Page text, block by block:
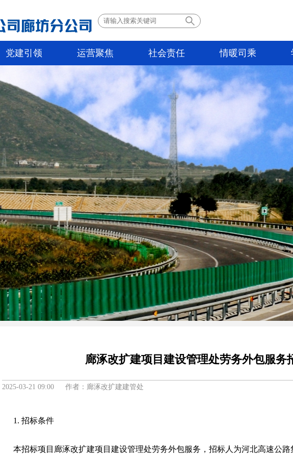
党建引领 运营聚焦 社会责任 情暖司乘
廊涿改扩建项目建设管理处劳务外包服务
2025-03-21 09:00 作者：廊涿改扩建建管处
1. 招标条件
本招标项目廊涿改扩建项目建设管理处劳务外包服务，招标人为河北高速公